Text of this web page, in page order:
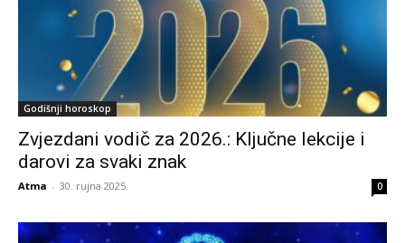
Godišnji horoskop
Zvjezdani vodič za 2026.: Ključne lekcije i
darovi za svaki znak
Atma - 30. rujna 2025. 0